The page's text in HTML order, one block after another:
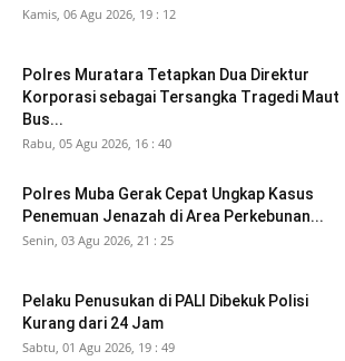
Kamis, 06 Agu 2026, 19 : 12
Polres Muratara Tetapkan Dua Direktur
Korporasi sebagai Tersangka Tragedi Maut
Bus...
Rabu, 05 Agu 2026, 16 : 40
Polres Muba Gerak Cepat Ungkap Kasus
Penemuan Jenazah di Area Perkebunan...
Senin, 03 Agu 2026, 21 : 25
Pelaku Penusukan di PALI Dibekuk Polisi
Kurang dari 24 Jam
Sabtu, 01 Agu 2026, 19 : 49